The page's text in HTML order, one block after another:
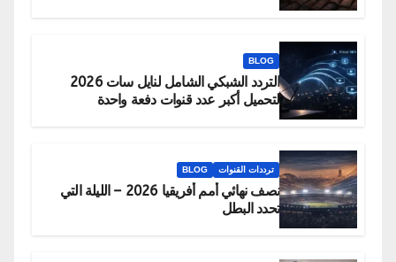
BLOG
التردد الشبكي الشامل لنايل سات 2026
لتحميل أكبر عدد قنوات دفعة واحدة
ترددات القنوات BLOG
نصف نهائي أمم أفريقيا 2026 – الليلة التي
تحدد البطل